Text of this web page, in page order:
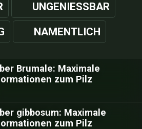
UNGENIESSBAR
NAMENTLICH
Brumale: Maximale
zum Pilz
gibbosum: Maximale
zum Pilz